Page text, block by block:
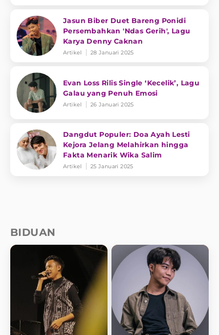
Jasun Biber Duet Bareng Ponidi
Persembahkan 'Ndas Gerih', Lagu
Karya Denny Caknan
Artikel 28 Januari 2025
Evan Loss Rilis Single ‘Kecelik’, Lagu
Galau yang Penuh Emosi
Artikel 26 Januari 2025
Dangdut Populer: Doa Ayah Lesti
Kejora Jelang Melahirkan hingga
Fakta Menarik Wika Salim
Artikel 25 Januari 2025
BIDUAN